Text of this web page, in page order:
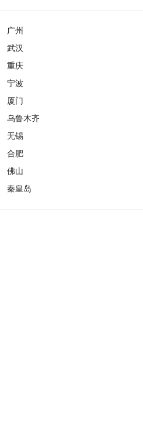
广州
武汉
重庆
宁波
厦门
乌鲁木齐
无锡
合肥
佛山
秦皇岛